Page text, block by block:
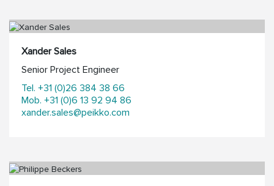
Xander Sales
Senior Project Engineer
Tel. +31 (0)26 384 38 66
Mob. +31 (0)6 13 92 94 86
xander.sales@peikko.com